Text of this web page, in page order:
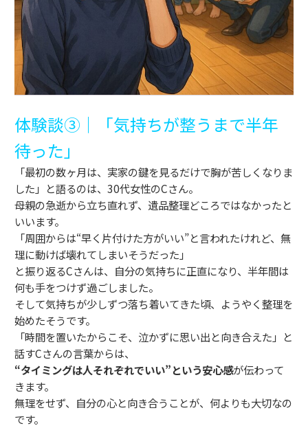
体験談③｜「気持ちが整うまで半年
待った」
「最初の数ヶ月は、実家の鍵を見るだけで胸が苦しくなりま
した」と語るのは、30代女性のCさん。
母親の急逝から立ち直れず、遺品整理どころではなかったと
いいます。
「周囲からは“早く片付けた方がいい”と言われたけれど、無
理に動けば壊れてしまいそうだった」
と振り返るCさんは、自分の気持ちに正直になり、半年間は
何も手をつけず過ごしました。
そして気持ちが少しずつ落ち着いてきた頃、ようやく整理を
始めたそうです。
「時間を置いたからこそ、泣かずに思い出と向き合えた」と
話すCさんの言葉からは、
“タイミングは人それぞれでいい”という安心感が伝わって
きます。
無理をせず、自分の心と向き合うことが、何よりも大切なの
です。